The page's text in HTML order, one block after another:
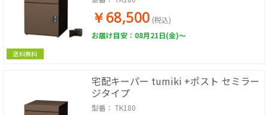
送料無料
￥68,500 (税込)
お届け目安：08月21日(金)～
宅配キーパー tumiki +ポスト セミラー
ジタイプ
型番： TK180